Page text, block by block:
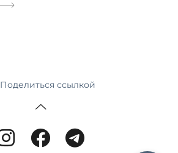
Поделиться ссылкой